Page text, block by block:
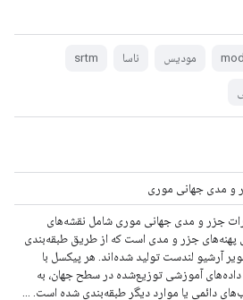
مودیس ناسا srtm
و مدی جهانی موری
جزر و مدی جهانی موری شامل نقشه‌های
پهنه‌های جزر و مدی است که از طریق طبقه‌بندی
۷۰۷۵۲۸ تصویر آرشیو لندست تولید شده‌اند. هر پیکسل با
داده‌های آموزشی توزیع‌شده در سطح جهان، به
دائمی یا موارد دیگر طبقه‌بندی شده است. ...